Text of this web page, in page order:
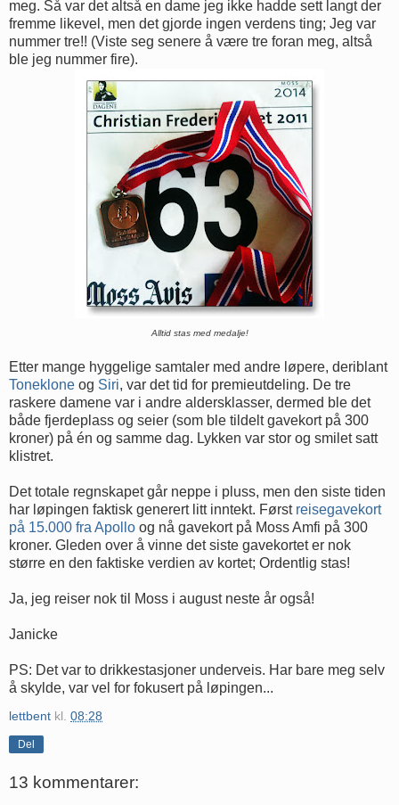
meg. Så var det altså en dame jeg ikke hadde sett langt der
fremme likevel, men det gjorde ingen verdens ting; Jeg var
nummer tre!! (Viste seg senere å være tre foran meg, altså
ble jeg nummer fire).
Alltid stas med medalje!
Etter mange hyggelige samtaler med andre løpere, deriblant
Toneklone og Siri, var det tid for premieutdeling. De tre
raskere damene var i andre aldersklasser, dermed ble det
både fjerdeplass og seier (som ble tildelt gavekort på 300
kroner) på én og samme dag. Lykken var stor og smilet satt
klistret.
Det totale regnskapet går neppe i pluss, men den siste tiden
har løpingen faktisk generert litt inntekt. Først reisegavekort
på 15.000 fra Apollo og nå gavekort på Moss Amfi på 300
kroner. Gleden over å vinne det siste gavekortet er nok
større en den faktiske verdien av kortet; Ordentlig stas!
Ja, jeg reiser nok til Moss i august neste år også!
Janicke
PS: Det var to drikkestasjoner underveis. Har bare meg selv
å skylde, var vel for fokusert på løpingen...
lettbent kl. 08:28
Del
13 kommentarer: